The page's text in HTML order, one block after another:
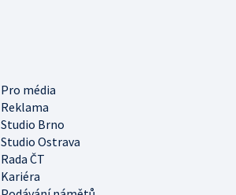
Pro média
Reklama
Studio Brno
Studio Ostrava
Rada ČT
Kariéra